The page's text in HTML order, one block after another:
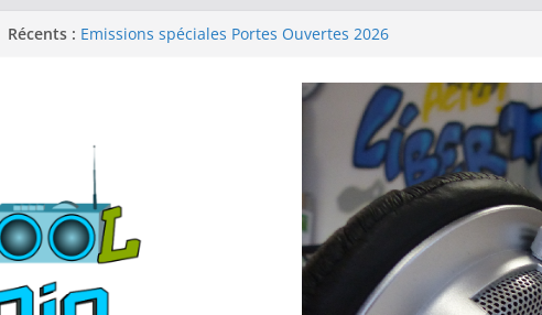
Récents : Emissions spéciales Portes Ouvertes 2026
Emission spéciale « Deviens ambassadeur de ton
Audiolivre « La Lecture, quelle Aventure ! »